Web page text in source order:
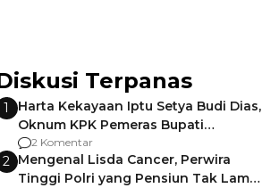
Terpanas
1
Harta Kekayaan Iptu Setya Budi Dias,
Oknum KPK Pemeras Bupati
Pemalang
2 Komentar
2 Mengenal Lisda Cancer, Perwira
Tinggi Polri yang Pensiun Tak Lama